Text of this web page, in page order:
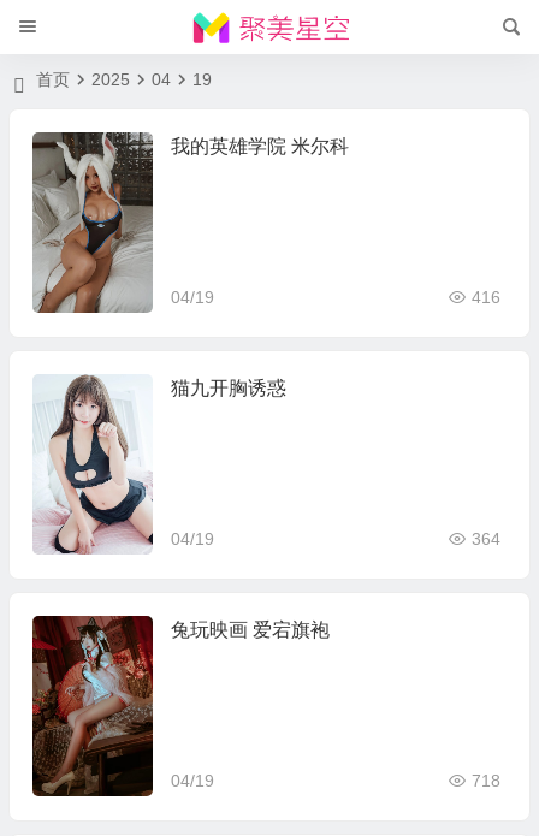
首页 2025 04 19
我的英雄学院 米尔科
04/19 416
猫九开胸诱惑
04/19 364
兔玩映画 爱宕旗袍
04/19 718